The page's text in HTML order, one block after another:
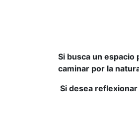
Si busca un
caminar por la
Si desea